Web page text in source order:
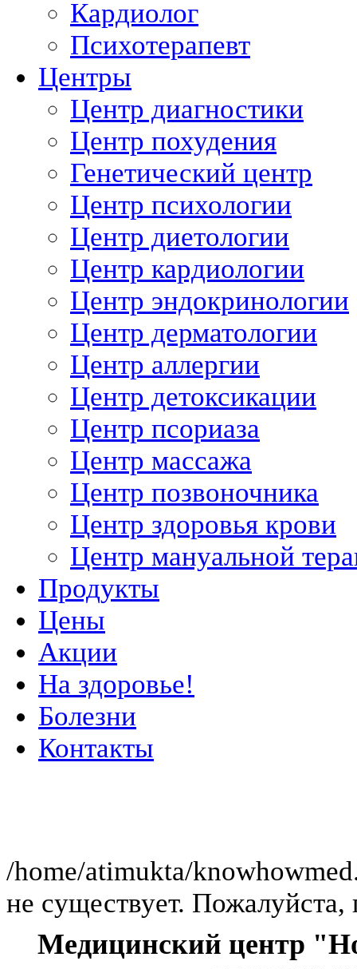
Кардиолог
Психотерапевт
Центры
Центр диагностики
Центр похудения
Генетический центр
Центр психологии
Центр диетологии
Центр кардиологии
Центр эндокринологии
Центр дерматологии
Центр аллергии
Центр детоксикации
Центр псориаза
Центр массажа
Центр позвоночника
Центр здоровья крови
Центр мануальной
Продукты
Цены
Акции
На здоровье!
Болезни
Контакты
/home/atimukta/
не существует. Пожалуйста,
Медицинский центр